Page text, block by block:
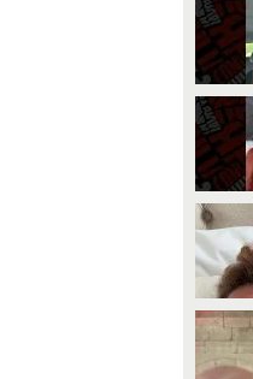
A volte è già dentro di noi".